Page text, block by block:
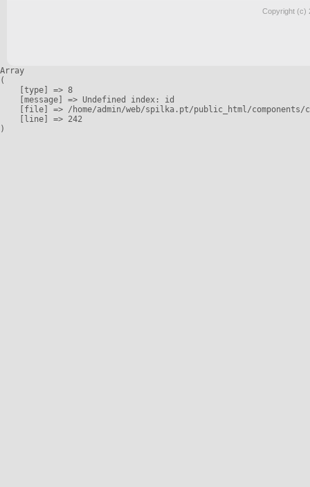
Copyright (c)
Array
(
    [type] => 8
    [message] => Undefined index: id
[file] => /home/admin/web/spilka.pt/public_html/
    [line] => 242